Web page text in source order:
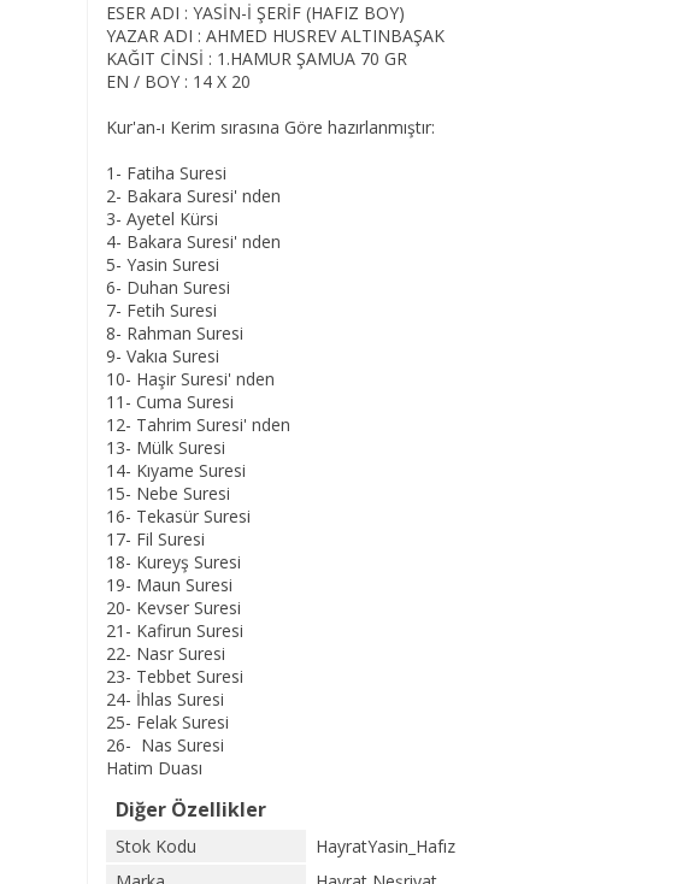
ESER ADI : YASİN-İ ŞERİF (HAFIZ BOY)
YAZAR ADI : AHMED HUSREV ALTINBAŞAK
KAĞIT CİNSİ : 1.HAMUR ŞAMUA 70 GR
EN / BOY : 14 X 20
Kur'an-ı Kerim sırasına Göre hazırlanmıştır:
1- Fatiha Suresi
2- Bakara Suresi' nden
3- Ayetel Kürsi
4- Bakara Suresi' nden
5- Yasin Suresi
6- Duhan Suresi
7- Fetih Suresi
8- Rahman Suresi
9- Vakıa Suresi
10- Haşir Suresi' nden
11- Cuma Suresi
12- Tahrim Suresi' nden
13- Mülk Suresi
14- Kıyame Suresi
15- Nebe Suresi
16- Tekasür Suresi
17- Fil Suresi
18- Kureyş Suresi
19- Maun Suresi
20- Kevser Suresi
21- Kafirun Suresi
22- Nasr Suresi
23- Tebbet Suresi
24- İhlas Suresi
25- Felak Suresi
26- Nas Suresi
Hatim Duası
Diğer Özellikler
Stok Kodu
HayratYasin_Hafız